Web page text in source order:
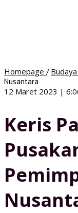
Homepage / Budaya
Nusantara
12 Maret 2023 |
Keris